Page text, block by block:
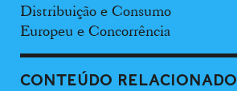
Distribuição e Consumo
Europeu e Concorrência
CONTEÚDO RELACIONADO